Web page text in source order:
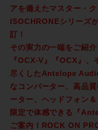
アを備えたマスター・
ISOCHRONEシリーズ
訂！
その実力の一端をご紹
『OCX-V』『OCX』、
尽くしたAntelope
なコンバーター、高品
ーター、ヘッドフォン
限定で体感できる『
ご案内！ROCK ON